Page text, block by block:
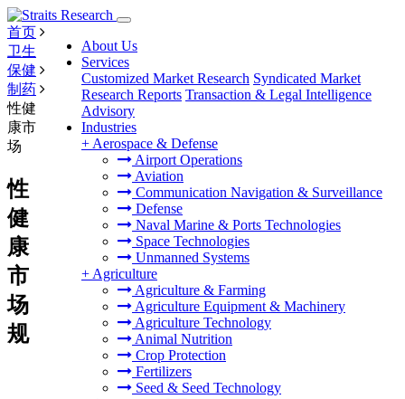
About Us
Services
Customized Market Research Syndicated Market
Research Reports Transaction & Legal Intelligence
Advisory
Industries
+ Aerospace & Defense
Airport Operations
Aviation
Communication Navigation & Surveillance
Defense
Naval Marine & Ports Technologies
Space Technologies
Unmanned Systems
+ Agriculture
Agriculture & Farming
Agriculture Equipment & Machinery
Agriculture Technology
Animal Nutrition
Crop Protection
Fertilizers
Seed & Seed Technology
首页
卫生
保健
制药
性健
康市
场
性
健
康
市
场
规